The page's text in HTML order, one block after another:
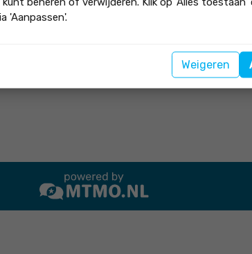
'Aanpassen'.
Weigeren